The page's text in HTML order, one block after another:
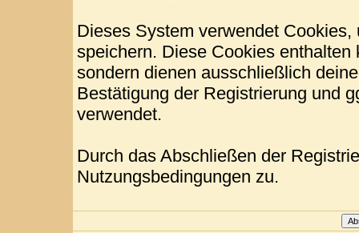
Dieses System verwendet
speichern. Diese Cookies
sondern dienen ausschließlich
Bestätigung der Registrierung und
verwendet.
Durch das Abschließen der
Nutzungsbedingungen zu.